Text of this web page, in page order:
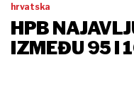
hrvatska
HPB
IZMEĐU 95 I